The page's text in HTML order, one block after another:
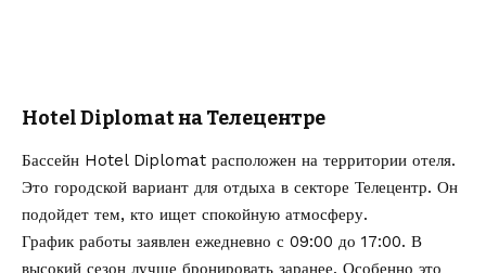
Hotel Diplomat на Телецентре
Бассейн Hotel Diplomat расположен на территории отеля.
Это городской вариант для отдыха в секторе Телецентр. Он
подойдет тем, кто ищет спокойную атмосферу.
График работы заявлен ежедневно с 09:00 до 17:00. В
высокий сезон лучше бронировать заранее. Особенно это